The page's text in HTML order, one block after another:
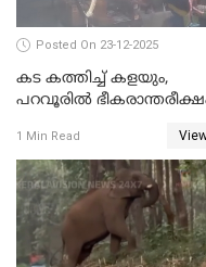
Posted On 23-12-2025
കട കത്തിച്ച് കളയും,
പറവൂരില്‍
1 Min Read